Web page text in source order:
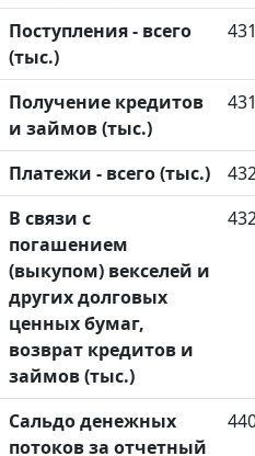
Поступления - всего
(тыс.)
Получение кредитов
и займов (тыс.)
Платежи - всего (тыс.)
В связи с
погашением
(выкупом) векселей и
других долговых
ценных бумаг,
возврат кредитов и
займов (тыс.)
Сальдо денежных
потоков за отчетный